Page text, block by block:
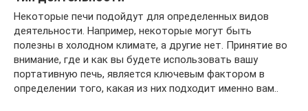
Некоторые печи подойдут для определенных видов
деятельности. Например, некоторые могут быть
полезны в холодном климате, а другие нет. Принятие во
внимание, где и как вы будете использовать вашу
портативную печь, является ключевым фактором в
определении того, какая из них подходит именно вам..